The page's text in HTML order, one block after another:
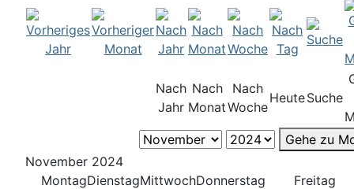
Nach
Jahr
Nach
Monat
Nach
Woche
HeuteSuche
Gehe zu
November 2024
MontagDienstagMittwochDonnerstag Freitag